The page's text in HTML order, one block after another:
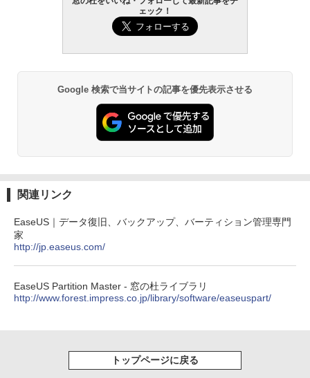
￥1,292
非エンジニア 初心者 素人 でも安心 使い
方 マニュアル AI副業にもコンテンツ作成
にもKindle出版にも！ 非エンジニアのた
めのAIコーディング入門シリーズ
￥99
￥480
FM TOWNS ハイパー・カタログ: 本体ハ
ェクトリストと最新エミュレータ紹介
ション (32GB) 7インチディスプレイ、明
るさ自動調整、色調調節ライト、12週間
持続バッテリー、広告なし、メタリック
￥27,980
Amazon Kindle Paperwhite (16GB) 7イ
ンチディスプレイ、色調調節ライト、12
週間持続バッテリー、広告なし、ブラッ
ージ、防水、7インチカラーディスプレ
￥31,980
整、色調調節ライト、プレミアムペン付
き、グラファイト
ェック！
Google 検索で当サイトの記事を優先表示させる
関連リンク
EaseUS｜データ復旧、バックアップ、バーティション管理専門
家
http://jp.easeus.com/
EaseUS Partition Master - 窓の杜ライブラリ
http://www.forest.impress.co.jp/library/software/easeuspart/
トップページに戻る